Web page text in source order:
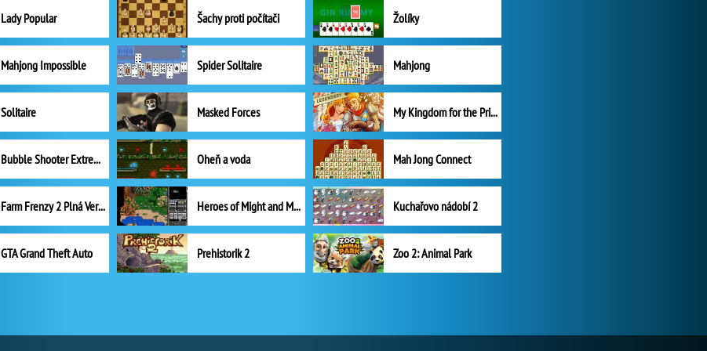
Lady Popular Šachy proti počítači Žolíky
Mahjong Impossible Spider Solitaire Mahjong
Solitaire Masked Forces My Kingdom for the Princess Plná verze
Bubble Shooter Extreme Oheň a voda Mah Jong Connect
Farm Frenzy 2 Plná Verze Heroes of Might and Magic II Kuchařovo nádobí 2
GTA Grand Theft Auto Prehistorik 2 Zoo 2: Animal Park